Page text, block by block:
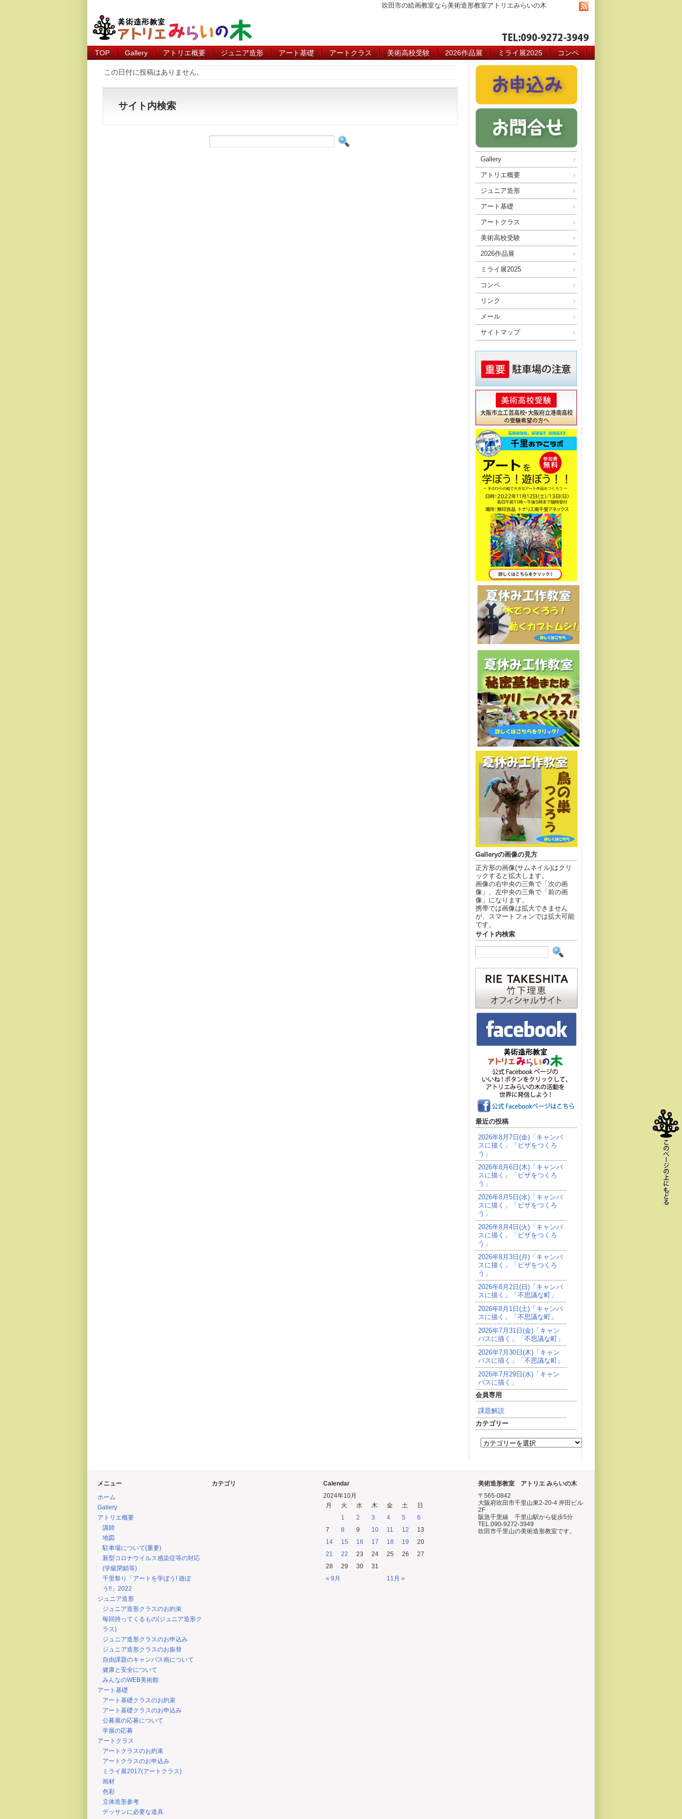
吹田市の絵画教室なら美術造形教室アトリエみらいの木
TOP Gallery アトリエ概要 ジュニア造形 アート基礎 アートクラス 美術高校受験 2026作品展 ミライ展2025 コンペ
この日付に投稿はありません。
サイト内検索
Gallery
アトリエ概要
ジュニア造形
アート基礎
アートクラス
美術高校受験
2026作品展
ミライ展2025
コンペ
リンク
メール
サイトマップ
Galleryの画像の見方
正方形の画像(サムネイル)はクリ
ックすると拡大します。
画像の右中央の三角で「次の画
像」、左中央の三角で「前の画
像」になります。
携帯では画像は拡大できません
が、スマートフォンでは拡大可能
です。
サイト内検索
最近の投稿
2026年8月7日(金)「キャンバ
スに描く」「ピザをつくろ
う」
2026年8月6日(木)「キャンバ
スに描く」「ピザをつくろ
う」
2026年8月5日(水)「キャンバ
スに描く」「ピザをつくろ
う」
2026年8月4日(火)「キャンバ
スに描く」「ピザをつくろ
う」
2026年8月3日(月)「キャンバ
スに描く」「ピザをつくろ
う」
2026年8月2日(日)「キャンバ
スに描く」「不思議な町」
2026年8月1日(土)「キャンバ
スに描く」「不思議な町」
2026年7月31日(金)「キャン
バスに描く」「不思議な町」
2026年7月30日(木)「キャン
バスに描く」「不思議な町」
2026年7月29日(水)「キャン
バスに描く」
会員専用
課題解説
カテゴリー
メニュー
ホーム
Gallery
アトリエ概要
講師
地図
駐車場について(重要)
新型コロナウイルス感染症等の対応
(学級閉鎖等)
千里祭り「アートを学ぼう! 遊ぼ
う!!」2022
ジュニア造形
ジュニア造形クラスのお約束
毎回持ってくるもの(ジュニア造形ク
ラス)
ジュニア造形クラスのお申込み
ジュニア造形クラスのお振替
自由課題のキャンバス画について
健康と安全について
みんなのWEB美術館
アート基礎
アート基礎クラスのお約束
アート基礎クラスのお申込み
公募展の応募について
学展の応募
アートクラス
アートクラスのお約束
アートクラスのお申込み
ミライ展2017(アートクラス)
画材
色彩
立体造形参考
デッサンに必要な道具
カテゴリ
Calendar
2024年10月
月
火 水 木 金 土 日
« 9月 11月 »
1 2 3 4 5
6
7
8 9 10 11 12
13
14
15 16 17 18 19
20
21
22 23 24 25 26
27
28
29 30 31
美術造形教室 アトリエ みらいの木
〒565-0842
大阪府吹田市千里山東2-20-4 岸田ビル
2F
阪急千里線 千里山駅から徒歩5分
TEL.090-9272-3949
吹田市千里山の美術造形教室です。